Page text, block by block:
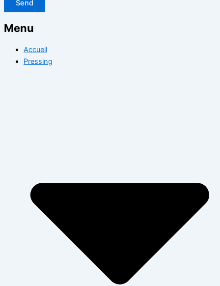
Send
Menu
Accueil
Pressing